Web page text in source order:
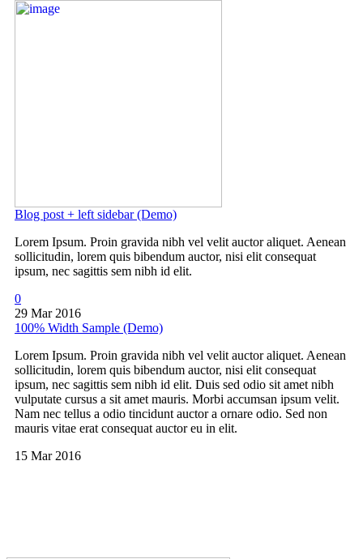
Blog post + left sidebar (Demo)
Lorem Ipsum. Proin gravida nibh vel velit auctor aliquet. Aenean
sollicitudin, lorem quis bibendum auctor, nisi elit consequat
ipsum, nec sagittis sem nibh id elit.
0
29 Mar 2016
100% Width Sample (Demo)
Lorem Ipsum. Proin gravida nibh vel velit auctor aliquet. Aenean
sollicitudin, lorem quis bibendum auctor, nisi elit consequat
ipsum, nec sagittis sem nibh id elit. Duis sed odio sit amet nibh
vulputate cursus a sit amet mauris. Morbi accumsan ipsum velit.
Nam nec tellus a odio tincidunt auctor a ornare odio. Sed non
mauris vitae erat consequat auctor eu in elit.
15 Mar 2016